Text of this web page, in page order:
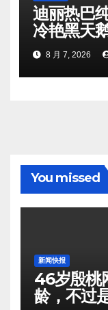
迪丽热巴
冷艳黑天
8 月 7, 2026
You missed
新闻快报
46岁殷桃
龄，不过